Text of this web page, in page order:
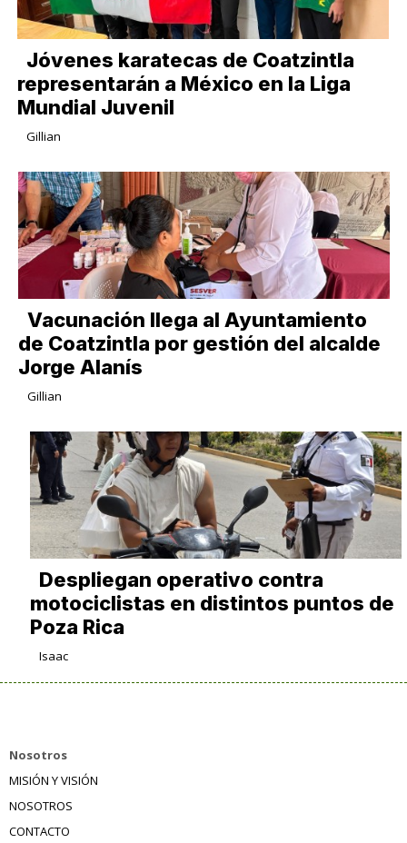
Jóvenes karatecas de Coatzintla
representarán a México en la Liga
Mundial Juvenil
Gillian
Vacunación llega al Ayuntamiento
de Coatzintla por gestión del alcalde
Jorge Alanís
Gillian
Despliegan operativo contra
motociclistas en distintos puntos de
Poza Rica
Isaac
Nosotros
MISIÓN Y VISIÓN
NOSOTROS
CONTACTO